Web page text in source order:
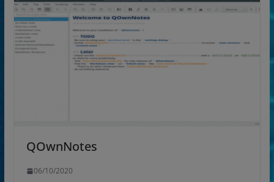
QOwnNotes
06/10/2020